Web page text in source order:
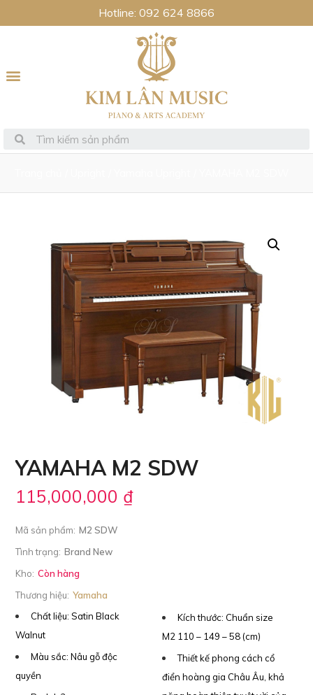
Hotline: 092 624 8866
YAMAHA M2 SDW
115,000,000 ₫
Mã sản phẩm: M2 SDW
Tình trạng: Brand New
Kho: Còn hàng
Thương hiệu: Yamaha
Chất liệu: Satin Black
Walnut
Màu sắc: Nâu gỗ độc
quyền
Kích thước: Chuẩn size
M2 110 – 149 – 58 (cm)
Thiết kế phong cách cổ
điển hoàng gia Châu Âu, khả